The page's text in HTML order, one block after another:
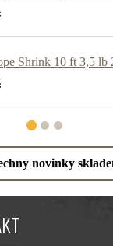
Shrink 10 ft 3,5 lb
novinky